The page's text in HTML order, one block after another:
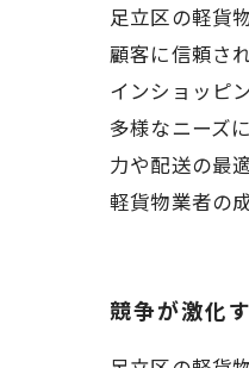
足立区の軽貨
顧客に信頼さ
インショッピ
多様なニーズ
力や配送の最
軽貨物業者の
競争が激化